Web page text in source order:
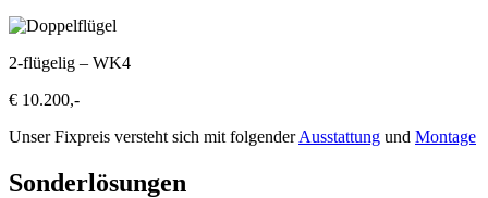
2-flügelig – WK4
€ 10.200,-
Unser Fixpreis versteht sich mit folgenderAusstattung und Montage
Sonderlösungen